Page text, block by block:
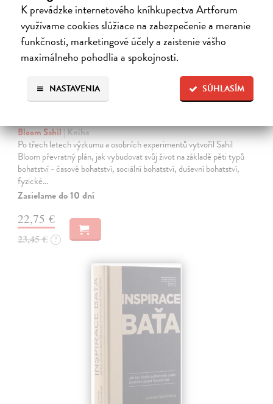
K prevádzke internetového kníhkupectva Artforum
využívame cookies slúžiace na zabezpečenie a meranie
funkčnosti, marketingové účely a zaistenie vášho
maximálneho pohodlia a spokojnosti.
SÚHLASÍM
NASTAVENIA
Bloom Sahil| Kniha
Po třech letech výzkumu a osobních experimentů vytvořil Sahil
Bloom převratný plán, jak vybudovat svůj život na základě pěti typů
bohatství - časové bohatství, sociální bohatství, duševní bohatství,
fyzické…
Zasielame do 10 dní
22,75 €
23,45 € ?